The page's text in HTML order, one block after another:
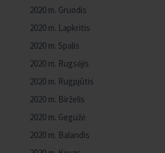
2020 m. Gruodis
2020 m. Lapkritis
2020 m. Spalis
2020 m. Rugsėjis
2020 m. Rugpjūtis
2020 m. Birželis
2020 m. Gegužė
2020 m. Balandis